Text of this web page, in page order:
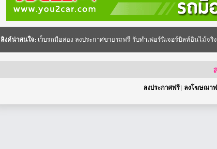
ลิงค์น่าสนใจ: เว็บรถมือสอง ลงประกาศขายรถฟรี รับทำเฟอร์นิเจอร์บิลท์อินไม้จริง
ลงประกาศฟรี | ลงโฆษณา